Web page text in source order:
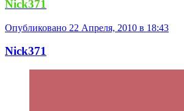
Nick371
Опубликовано 22 Апреля, 2010 в 18:43
Nick371